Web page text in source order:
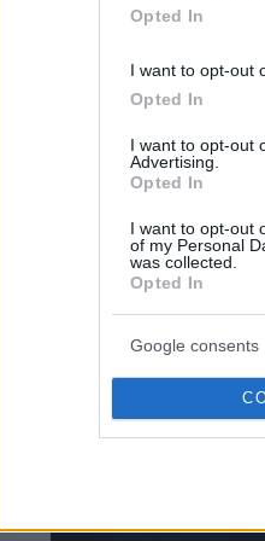
Opted In
I want to opt-out
Opted In
I want to opt-out
Advertising.
Opted In
I want to opt-out
of my Personal
was collected.
Opted In
Google consents